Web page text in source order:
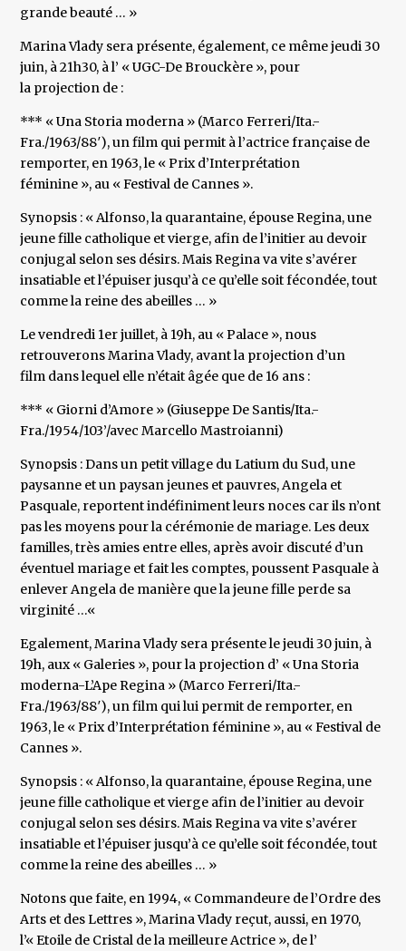
grande beauté … »
Marina Vlady sera présente, également, ce même jeudi 30
juin, à 21h30, à l’ « UGC-De Brouckère », pour
la projection de :
*** « Una Storia moderna » (Marco Ferreri/Ita.-
Fra./1963/88′), un film qui permit à l’actrice française de
remporter, en 1963, le « Prix d’Interprétation
féminine », au « Festival de Cannes ».
Synopsis : « Alfonso, la quarantaine, épouse Regina, une
jeune fille catholique et vierge, afin de l’initier au devoir
conjugal selon ses désirs. Mais Regina va vite s’avérer
insatiable et l’épuiser jusqu’à ce qu’elle soit fécondée, tout
comme la reine des abeilles … »
Le vendredi 1er juillet, à 19h, au « Palace », nous
retrouverons Marina Vlady, avant la projection d’un
film dans lequel elle n’était âgée que de 16 ans :
*** « Giorni d’Amore » (Giuseppe De Santis/Ita.-
Fra./1954/103’/avec Marcello Mastroianni)
Synopsis : Dans un petit village du Latium du Sud, une
paysanne et un paysan jeunes et pauvres, Angela et
Pasquale, reportent indéfiniment leurs noces car ils n’ont
pas les moyens pour la cérémonie de mariage. Les deux
familles, très amies entre elles, après avoir discuté d’un
éventuel mariage et fait les comptes, poussent Pasquale à
enlever Angela de manière que la jeune fille perde sa
virginité …«
Egalement, Marina Vlady sera présente le jeudi 30 juin, à
19h, aux « Galeries », pour la projection d’ « Una Storia
moderna-L’Ape Regina » (Marco Ferreri/Ita.-
Fra./1963/88′), un film qui lui permit de remporter, en
1963, le « Prix d’Interprétation féminine », au « Festival de
Cannes ».
Synopsis : « Alfonso, la quarantaine, épouse Regina, une
jeune fille catholique et vierge afin de l’initier au devoir
conjugal selon ses désirs. Mais Regina va vite s’avérer
insatiable et l’épuiser jusqu’à ce qu’elle soit fécondée, tout
comme la reine des abeilles … »
Notons que faite, en 1994, « Commandeure de l’Ordre des
Arts et des Lettres », Marina Vlady reçut, aussi, en 1970,
l’« Etoile de Cristal de la meilleure Actrice », de l’